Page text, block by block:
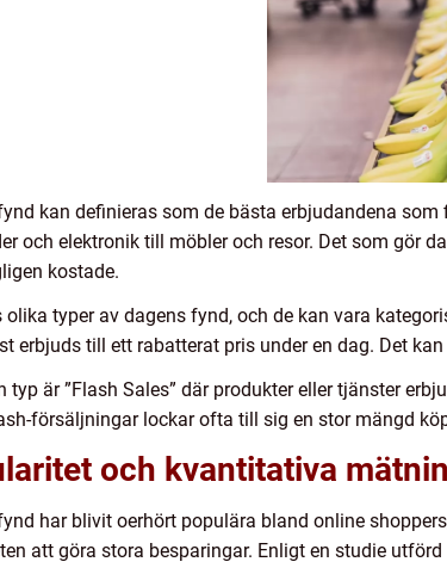
kan definieras som de bästa erbjudandena
och elektronik till möbler och resor. Det som gör
kostade.
olika typer av dagens fynd, och de kan vara
erbjuds till ett rabatterat pris under en dag. Det
typ är ”Flash Sales” där produkter eller tjänster
försäljningar lockar ofta till sig en stor mängd
och kvantitativa
har blivit oerhört populära bland online
att göra stora besparingar. Enligt en studie